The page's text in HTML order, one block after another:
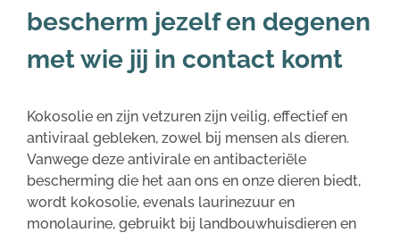
bescherm jezelf en degenen
met wie jij in contact komt
Kokosolie en zijn vetzuren zijn veilig, effectief en
antiviraal gebleken, zowel bij mensen als dieren.
Vanwege deze antivirale en antibacteriële
bescherming die het aan ons en onze dieren biedt,
wordt kokosolie, evenals laurinezuur en
monolaurine, gebruikt bij landbouwhuisdieren en